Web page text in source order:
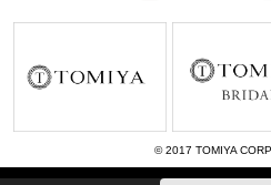
© 2017 TOMIYA